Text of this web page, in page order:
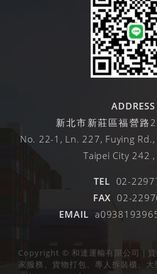
ADDRESS
新北市新莊區福營
No. 22-1, Ln. 227, Fuying
Taipei City 242 ,
TEL 02-
FAX 02-
EMAIL
Copyright © 和達運輸有限公司｜貨
家服務、貨物打包、專人拆裝櫃、